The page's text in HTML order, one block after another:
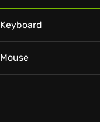
Keyboard
Mouse